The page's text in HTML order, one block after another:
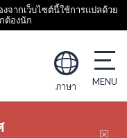
จากเว็บไซต์นี้ใช้การแปลด้วย
ต้องนัก
ภาษา